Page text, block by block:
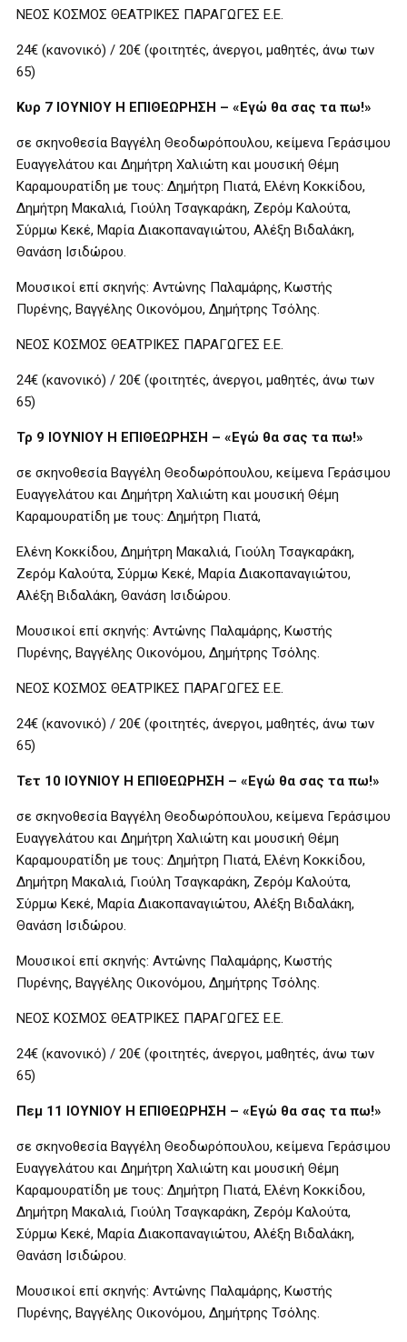
ΝΕΟΣ ΚΟΣΜΟΣ ΘΕΑΤΡΙΚΕΣ ΠΑΡΑΓΩΓΕΣ Ε.Ε.
24€ (κανονικό) / 20€ (φοιτητές, άνεργοι, μαθητές, άνω των
65)
Κυρ 7 ΙΟΥΝΙΟΥ Η ΕΠΙΘΕΩΡΗΣΗ – «Εγώ θα σας τα πω!»
σε σκηνοθεσία Βαγγέλη Θεοδωρόπουλου, κείμενα Γεράσιμου
Ευαγγελάτου και Δημήτρη Χαλιώτη και μουσική Θέμη
Καραμουρατίδη με τους: Δημήτρη Πιατά, Ελένη Κοκκίδου,
Δημήτρη Μακαλιά, Γιούλη Τσαγκαράκη, Ζερόμ Καλούτα,
Σύρμω Κεκέ, Μαρία Διακοπαναγιώτου, Αλέξη Βιδαλάκη,
Θανάση Ισιδώρου.
Μουσικοί επί σκηνής: Αντώνης Παλαμάρης, Κωστής
Πυρένης, Βαγγέλης Οικονόμου, Δημήτρης Τσόλης.
ΝΕΟΣ ΚΟΣΜΟΣ ΘΕΑΤΡΙΚΕΣ ΠΑΡΑΓΩΓΕΣ Ε.Ε.
24€ (κανονικό) / 20€ (φοιτητές, άνεργοι, μαθητές, άνω των
65)
Τρ 9 ΙΟΥΝΙΟΥ Η ΕΠΙΘΕΩΡΗΣΗ – «Εγώ θα σας τα πω!»
σε σκηνοθεσία Βαγγέλη Θεοδωρόπουλου, κείμενα Γεράσιμου
Ευαγγελάτου και Δημήτρη Χαλιώτη και μουσική Θέμη
Καραμουρατίδη με τους: Δημήτρη Πιατά,
Ελένη Κοκκίδου, Δημήτρη Μακαλιά, Γιούλη Τσαγκαράκη,
Ζερόμ Καλούτα, Σύρμω Κεκέ, Μαρία Διακοπαναγιώτου,
Αλέξη Βιδαλάκη, Θανάση Ισιδώρου.
Μουσικοί επί σκηνής: Αντώνης Παλαμάρης, Κωστής
Πυρένης, Βαγγέλης Οικονόμου, Δημήτρης Τσόλης.
ΝΕΟΣ ΚΟΣΜΟΣ ΘΕΑΤΡΙΚΕΣ ΠΑΡΑΓΩΓΕΣ Ε.Ε.
24€ (κανονικό) / 20€ (φοιτητές, άνεργοι, μαθητές, άνω των
65)
Τετ 10 ΙΟΥΝΙΟΥ Η ΕΠΙΘΕΩΡΗΣΗ – «Εγώ θα σας τα πω!»
σε σκηνοθεσία Βαγγέλη Θεοδωρόπουλου, κείμενα Γεράσιμου
Ευαγγελάτου και Δημήτρη Χαλιώτη και μουσική Θέμη
Καραμουρατίδη με τους: Δημήτρη Πιατά, Ελένη Κοκκίδου,
Δημήτρη Μακαλιά, Γιούλη Τσαγκαράκη, Ζερόμ Καλούτα,
Σύρμω Κεκέ, Μαρία Διακοπαναγιώτου, Αλέξη Βιδαλάκη,
Θανάση Ισιδώρου.
Μουσικοί επί σκηνής: Αντώνης Παλαμάρης, Κωστής
Πυρένης, Βαγγέλης Οικονόμου, Δημήτρης Τσόλης.
ΝΕΟΣ ΚΟΣΜΟΣ ΘΕΑΤΡΙΚΕΣ ΠΑΡΑΓΩΓΕΣ Ε.Ε.
24€ (κανονικό) / 20€ (φοιτητές, άνεργοι, μαθητές, άνω των
65)
Πεμ 11 ΙΟΥΝΙΟΥ Η ΕΠΙΘΕΩΡΗΣΗ – «Εγώ θα σας τα πω!»
σε σκηνοθεσία Βαγγέλη Θεοδωρόπουλου, κείμενα Γεράσιμου
Ευαγγελάτου και Δημήτρη Χαλιώτη και μουσική Θέμη
Καραμουρατίδη με τους: Δημήτρη Πιατά, Ελένη Κοκκίδου,
Δημήτρη Μακαλιά, Γιούλη Τσαγκαράκη, Ζερόμ Καλούτα,
Σύρμω Κεκέ, Μαρία Διακοπαναγιώτου, Αλέξη Βιδαλάκη,
Θανάση Ισιδώρου.
Μουσικοί επί σκηνής: Αντώνης Παλαμάρης, Κωστής
Πυρένης, Βαγγέλης Οικονόμου, Δημήτρης Τσόλης.